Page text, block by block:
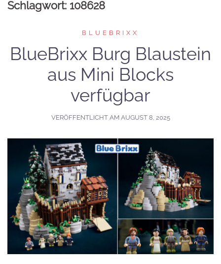
Schlagwort: 108628
BLUEBRIXX
BlueBrixx Burg Blaustein
aus Mini Blocks
verfügbar
VERÖFFENTLICHT AM AUGUST 8, 2025